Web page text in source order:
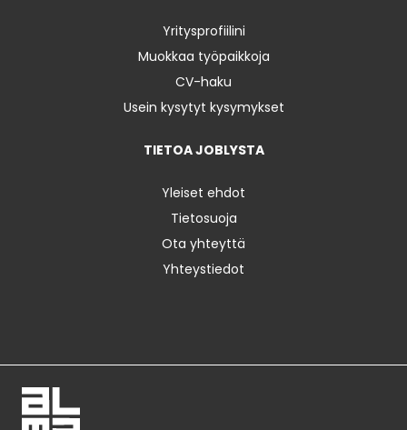
Yritysprofiilini
Muokkaa työpaikkoja
CV-haku
Usein kysytyt kysymykset
TIETOA JOBLYSTA
Yleiset ehdot
Tietosuoja
Ota yhteyttä
Yhteystiedot